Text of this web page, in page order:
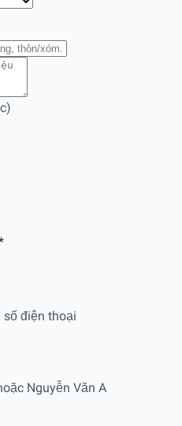
điện thoại
Nguyễn Văn A